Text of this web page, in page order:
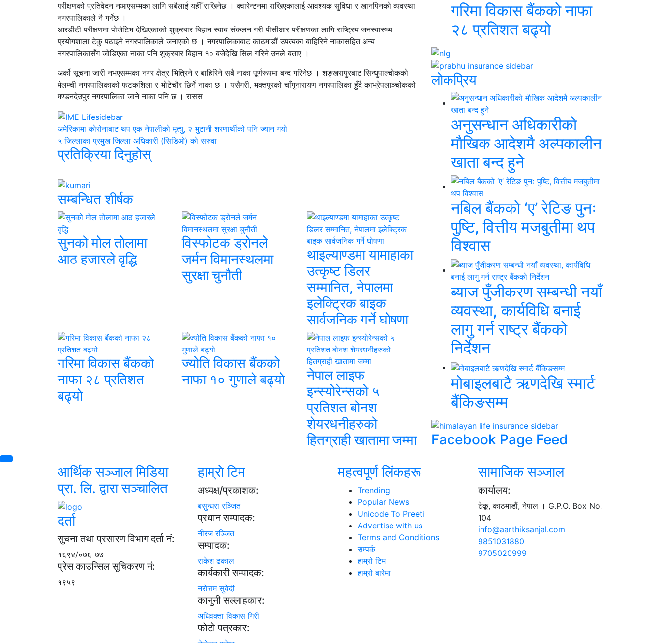
परीक्षणको प्रतिवेदन नआएसम्मका लागि सबैलाई यहीँ राखिनेछ । क्वारेन्टनमा राखिएकालाई आवश्यक सुविधा र खानपिनको व्यवस्था
नगरपालिकाले नै गर्नेछ ।
आरडीटी परीक्षणमा पोजेटिभ देखिएकाको शुक्रबार बिहान स्वाब संकलन गरी पीसीआर परीक्षणका लागि राष्ट्रिय जनस्वास्थ्य
प्रयोगशाला टेकु पठाइने नगरपालिकाले जनाएको छ । नगरपालिकाबाट काठमाडौं उपत्यका बाहिरिने नाकासहित अन्य
नगरपालिकासँग जोडिएका नाका पनि शुक्रबार बिहान १० बजेदेखि सिल गरिने उनले बताए ।
अर्को सूचना जारी नभएसम्मका नगर क्षेत्र भित्रिने र बाहिरिने सबै नाका पूर्णरूपमा बन्द गरिनेछ । शङ्खरापुरबाट सिन्धुपाल्चोकको
मेलम्ची नगरपालिकाको फटकशिला र भोटेचौर छिर्ने नाका छ । यसैगरी, भक्तपुरको चाँगुनारायण नगरपालिका हुँदै काभ्रेपलाञ्चोकको
मण्डनदेउपुर नगरपालिका जाने नाका पनि छ । रासस
अमेरिकामा कोरोनाबाट थप एक नेपालीको मृत्यु, २ भुटानी शरणार्थीको पनि ज्यान गयो
५ जिल्लाका प्रमुख जिल्ला अधिकारी (सिडिओ) को सरुवा
प्रतिक्रिया दिनुहोस्
सम्बन्धित शीर्षक
सुनको मोल तोलामा
आठ हजारले वृद्धि
विस्फोटक ड्रोनले
जर्मन विमानस्थलमा
सुरक्षा चुनौती
थाइल्याण्डमा यामाहाका
उत्कृष्ट डिलर
सम्मानित, नेपालमा
इलेक्ट्रिक बाइक
सार्वजनिक गर्ने घोषणा
गरिमा विकास बैंकको
नाफा २८ प्रतिशत
बढ्यो
ज्योति विकास बैंकको
नाफा १० गुणाले बढ्यो
नेपाल लाइफ
इन्स्योरेन्सको ५
प्रतिशत बोनश
शेयरधनीहरुको
हितग्राही खातामा जम्मा
गरिमा विकास बैंकको नाफा
२८ प्रतिशत बढ्यो
लाेकप्रिय
अनुसन्धान अधिकारीकाे
माैखिक आदेशमै अल्पकालीन
खाता बन्द हुने
नबिल बैंकको ‘ए’ रेटिङ पुनः
पुष्टि, वित्तीय मजबुतीमा थप
विश्वास
ब्याज पुँजीकरण सम्बन्धी नयाँ
व्यवस्था, कार्यविधि बनाई
लागु गर्न राष्ट्र बैंकको
निर्देशन
मोबाइलबाटै ऋणदेखि स्मार्ट
बैंकिङसम्म
Facebook Page Feed
आर्थिक सञ्जाल मिडिया
प्रा. लि. द्वारा सञ्चालित
दर्ता
सुचना तथा प्रसारण विभाग दर्ता नं:
१६९४/०७६-७७
प्रेस काउन्सिल सूचिकरण नं:
१९५९
हाम्राे टिम
अध्यक्ष/प्रकाशक:
बसुन्धरा रञ्जित
प्रधान सम्पादक:
नीरज रञ्जित
सम्पादक:
राकेश ढकाल
कार्यकारी सम्पादक:
नराेत्तम सुवेदी
कानुनी सल्लाहकार:
अधिवक्ता विकास गिरी
फाेटाे पत्रकार:
महत्वपूर्ण लिंकहरू
Trending
Popular News
Unicode To Preeti
Advertise with us
Terms and Conditions
सम्पर्क
हाम्रो टिम
हाम्रो बारेमा
सामाजिक सञ्जाल
कार्यालय:
टेकू, काठमाडाैं, नेपाल । G.P.O. Box No:
104
info@aarthiksanjal.com
9851031880
9705020999